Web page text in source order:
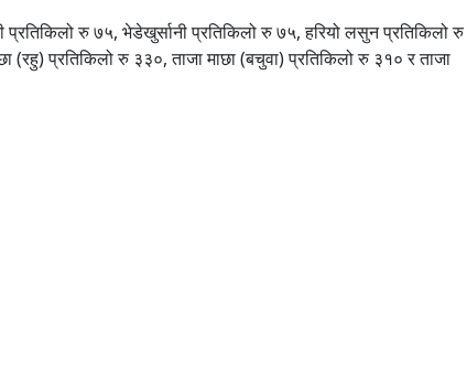
प्रतिकिलो रु ७५, भेडेखुर्सानी प्रतिकिलो रु ७५, हरियो लसुन प्रतिकिलो रु
प्रतिकिलो रु ३३०, ताजा माछा (बचुवा) प्रतिकिलो रु ३१० र ताजा